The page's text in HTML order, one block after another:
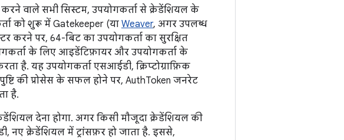
करने वाले सभी सिस्टम, उपयोगकर्ता से क्रेडेंशियल के
को शुरू में Gatekeeper (याWeaver, अगर उपलब्ध
करने पर, 64-बिट का उपयोगकर्ता का सुरक्षित
के लिए आइडेंटिफ़ायर और उपयोगकर्ता के
है. यह उपयोगकर्ता एसआईडी, क्रिप्टोग्राफ़िक
की प्रोसेस के सफल होने पर, AuthToken जनरेट
है.
देना होगा. अगर किसी मौजूदा क्रेडेंशियल की
नए क्रेडेंशियल में ट्रांसफ़र हो जाता है. इससे,